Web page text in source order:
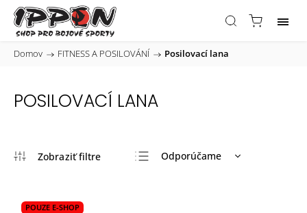
Domov / FITNESS A POSILOVÁNÍ / Posilovací lana
POSILOVACÍ LANA
Odporúčame
POUZE E-SHOP